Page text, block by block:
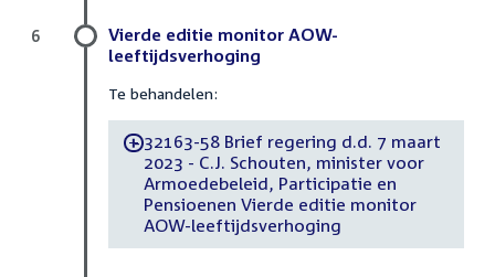
Vierde editie monitor AOW-
leeftijdsverhoging
Te behandelen:
-32163-58 Brief regering d.d. 7 maart
2023 - C.J. Schouten, minister voor
Armoedebeleid, Participatie en
Pensioenen Vierde editie monitor
AOW-leeftijdsverhoging
6